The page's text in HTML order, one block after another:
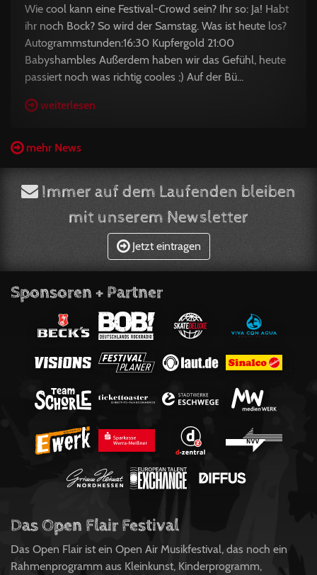
Wie cool kann eine Festival-Crowd sein? Ihr so: Ja! Habt
ihr noch Bock? So wird der Samstag. Was ist heute los?
Autogrammstunden:16:30 Kupfergold 21:00
Babyshambles Außerdem haben wir das Gefühl, heute
passiert noch was richtig cooles ;) Auf der Bü...
weiterlesen
mehr News
Immer auf dem Laufenden bleiben
mit unserem Newsletter
Jetzt eintragen
Sponsoren + Partner
Das Open Flair Festival
Das Open Flair ist ein Open Air Musikfestival, das noch ein
Rahmenprogramm aus Kleinkunst, Kinderprogramm,